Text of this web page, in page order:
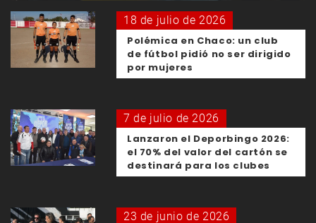
18 de julio de 2026
Polémica en Chaco: un club
de fútbol pidió no ser dirigido
por mujeres
7 de julio de 2026
Lanzaron el Deporbingo 2026:
el 70% del valor del cartón se
destinará para los clubes
23 de junio de 2026